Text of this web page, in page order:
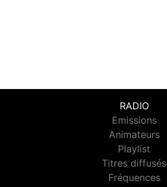
RADIO
Emissions
Animateurs
Playlist
Titres diffusés
Fréquences